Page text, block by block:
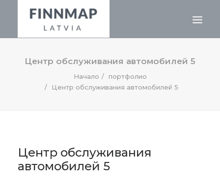
О НАС
ПРОЕКТЫ
LV EN
Центр обслуживания автомобилей 5
Начало
портфолио
Центр обслуживания автомобилей 5
Центр обслуживания
автомобилей 5